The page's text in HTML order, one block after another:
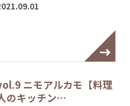
ニモアルカモ【料理
のキッチン…